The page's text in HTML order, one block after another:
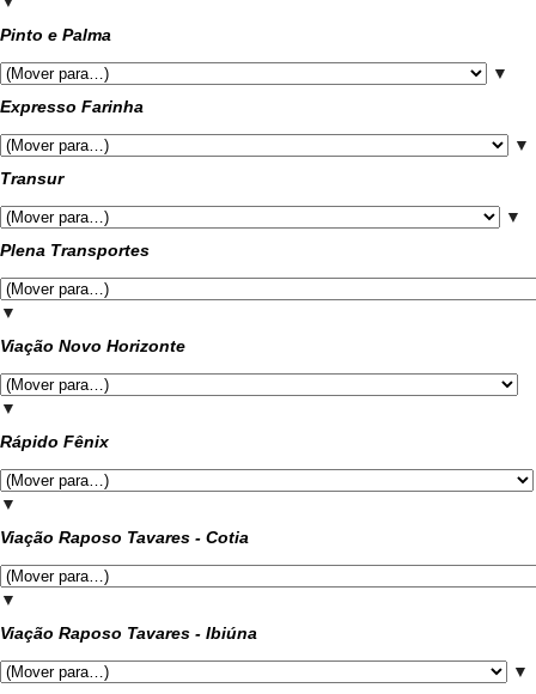
Pinto e Palma
▼
Expresso Farinha
▼
Transur
▼
Plena Transportes
▼
Viação Novo Horizonte
▼
Rápido Fênix
▼
Viação Raposo Tavares - Cotia
▼
Viação Raposo Tavares - Ibiúna
▼